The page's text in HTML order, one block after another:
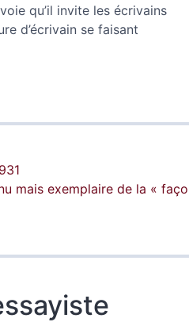
qu’il invite les écrivains
d’écrivain se faisant
mais exemplaire de la «